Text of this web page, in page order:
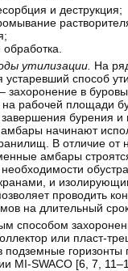
и деструкция;
утилизации. На
устаревший способ
захоронение в
на рабочей площади
бурения и
начинают
В отличие от
амбары
и
проводить
на длительный
способом
или пласт-
подземные горизонты
MI-SWACO [6 ,7